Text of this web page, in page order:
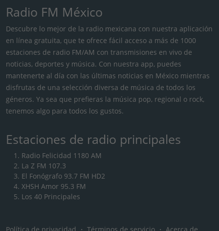
Radio FM México
Descubre lo mejor de la radio mexicana con nuestra aplicación
en línea gratuita, que te ofrece fácil acceso a más de 1000
estaciones de radio FM/AM con transmisiones en vivo de
noticias, deportes y música. Con nuestra app, puedes
mantenerte al día con las últimas noticias en México mientras
disfrutas de una selección diversa de música de todos los
géneros. Ya sea que prefieras la música pop, regional o rock,
tenemos algo para todos los gustos.
Estaciones de radio principales
Radio Felicidad 1180 AM
La Z FM 107.3
El Fonógrafo 93.7 FM HD2
XHSH Amor 95.3 FM
Los 40 Principales